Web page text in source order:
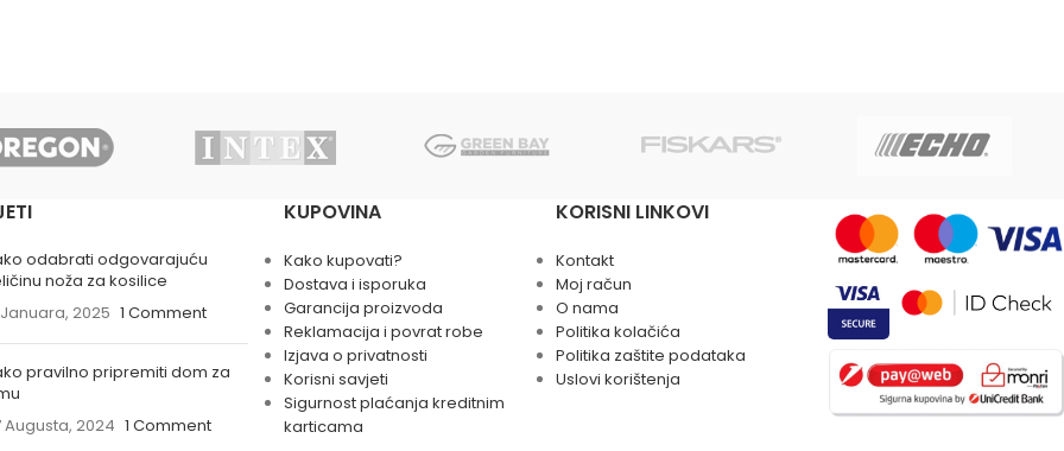
odabrati odgovarajuću
noža za kosilice
Januara, 2025 1 Comment
pravilno pripremiti dom za
Augusta, 2024 1 Comment
KUPOVINA
Kako kupovati?
Dostava i isporuka
Garancija proizvoda
Reklamacija i povrat robe
Izjava o privatnosti
Korisni savjeti
Sigurnost plaćanja kreditnim
karticama
KORISNI LINKOVI
Kontakt
Moj račun
O nama
Politika kolačića
Politika zaštite podataka
Uslovi korištenja